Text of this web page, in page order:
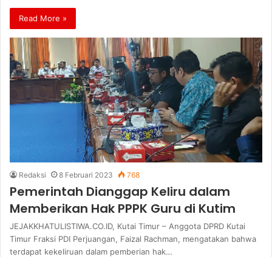
Read More »
Redaksi 8 Februari 2023 768
Pemerintah Dianggap Keliru dalam
Memberikan Hak PPPK Guru di Kutim
JEJAKKHATULISTIWA.CO.ID, Kutai Timur – Anggota DPRD Kutai
Timur Fraksi PDI Perjuangan, Faizal Rachman, mengatakan bahwa
terdapat kekeliruan dalam pemberian hak…